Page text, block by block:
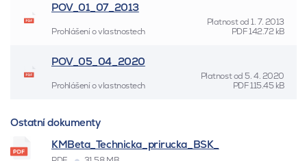
POV_01_07_2013
Platnost od1. 7. 2013
Prohlášení o vlastnostech
PDF142.72 kB
POV_05_04_2020
Platnost od 5. 4. 2020
Prohlášení o vlastnostech
PDF115.45 kB
Ostatní dokumenty
KMBeta_Technicka_prirucka_BSK_